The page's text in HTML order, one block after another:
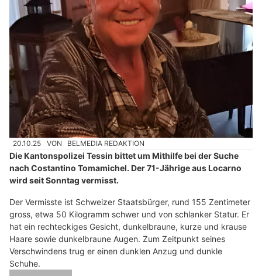
20.10.25 VON BELMEDIA REDAKTION
Die Kantonspolizei Tessin bittet um Mithilfe bei der Suche
nach Costantino Tomamichel. Der 71-Jährige aus Locarno
wird seit Sonntag vermisst.
Der Vermisste ist Schweizer Staatsbürger, rund 155 Zentimeter
gross, etwa 50 Kilogramm schwer und von schlanker Statur. Er
hat ein rechteckiges Gesicht, dunkelbraune, kurze und krause
Haare sowie dunkelbraune Augen. Zum Zeitpunkt seines
Verschwindens trug er einen dunklen Anzug und dunkle
Schuhe.